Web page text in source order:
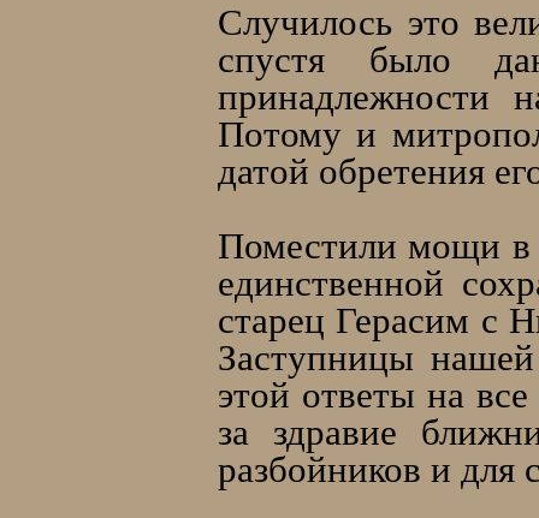
Случилось это
спустя было
принадлежности
Потому и
датой обретения
Поместили мощи в
единственной
старец Герасим с
Заступницы
этой ответы на
за здравие
разбойников и для